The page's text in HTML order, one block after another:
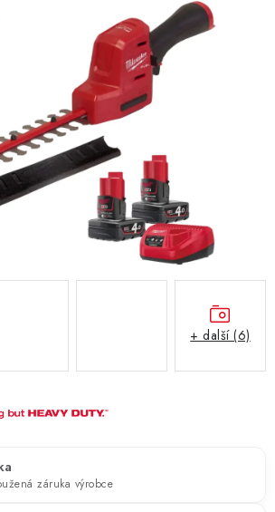
OSOBNÍCH ÚDAJŮ
OBCHODNÍ PODMÍNKY
DOPRAVA A PLATBA
REKLAMACE ZAKOUPENÉHO ZBOŽÍ
záruka výrobce
+ další (6)